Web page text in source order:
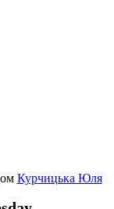
Курчицька Юля